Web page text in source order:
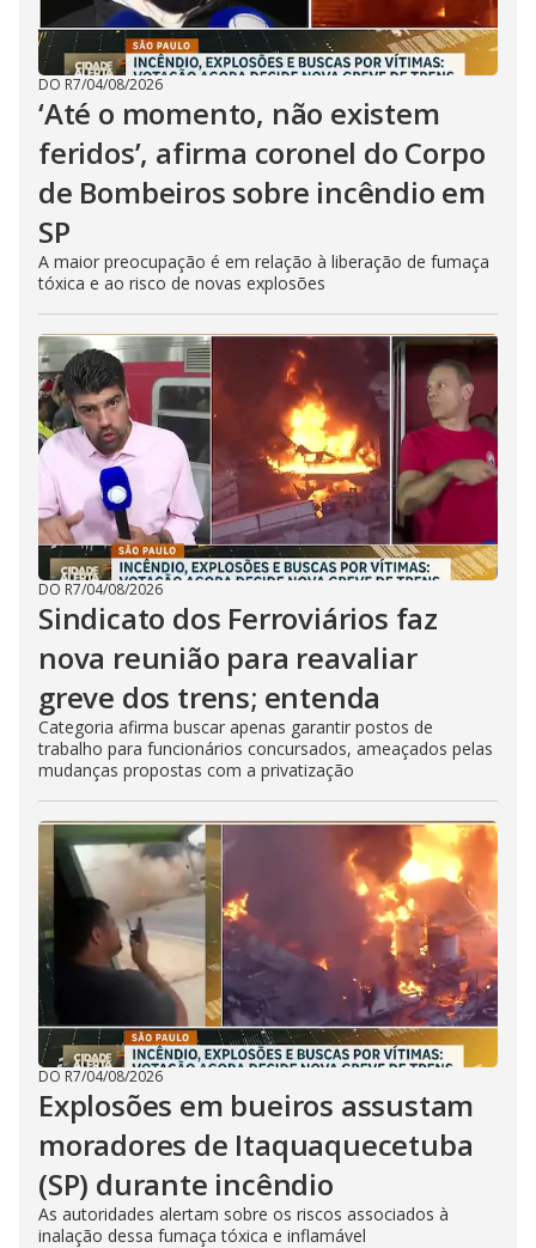
DO R7/04/08/2026
‘Até o momento, não existem
feridos’, afirma coronel do Corpo
de Bombeiros sobre incêndio em
SP
A maior preocupação é em relação à liberação de fumaça
tóxica e ao risco de novas explosões
DO R7/04/08/2026
Sindicato dos Ferroviários faz
nova reunião para reavaliar
greve dos trens; entenda
Categoria afirma buscar apenas garantir postos de
trabalho para funcionários concursados, ameaçados pelas
mudanças propostas com a privatização
DO R7/04/08/2026
Explosões em bueiros assustam
moradores de Itaquaquecetuba
(SP) durante incêndio
As autoridades alertam sobre os riscos associados à
inalação dessa fumaça tóxica e inflamável